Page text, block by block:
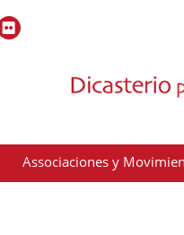
Associaciones y